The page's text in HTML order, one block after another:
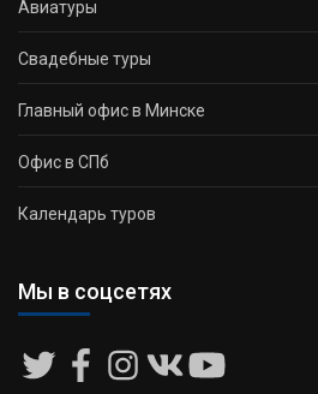
Авиатуры
Свадебные туры
Главный офис в Минске
Офис в СПб
Календарь туров
Мы в соцсетях